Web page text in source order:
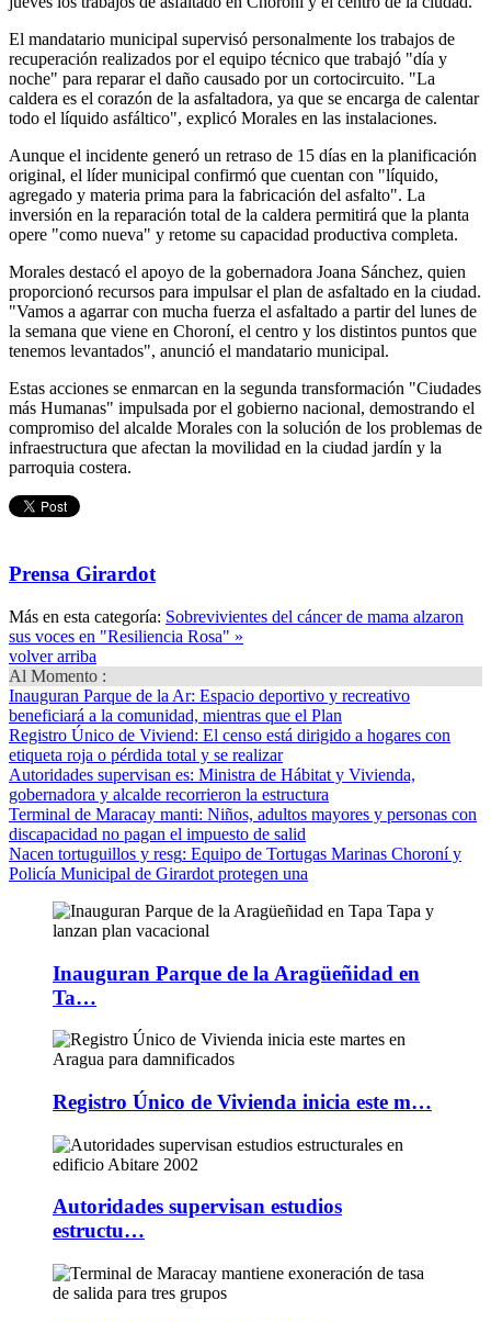
El mandatario municipal supervisó personalmente los trabajos de
recuperación realizados por el equipo técnico que trabajó "día y
noche" para reparar el daño causado por un cortocircuito. "La
caldera es el corazón de la asfaltadora, ya que se encarga de calentar
todo el líquido asfáltico", explicó Morales en las instalaciones.
Aunque el incidente generó un retraso de 15 días en la planificación
original, el líder municipal confirmó que cuentan con "líquido,
agregado y materia prima para la fabricación del asfalto". La
inversión en la reparación total de la caldera permitirá que la planta
opere "como nueva" y retome su capacidad productiva completa.
Morales destacó el apoyo de la gobernadora Joana Sánchez, quien
proporcionó recursos para impulsar el plan de asfaltado en la ciudad.
"Vamos a agarrar con mucha fuerza el asfaltado a partir del lunes de
la semana que viene en Choroní, el centro y los distintos puntos que
tenemos levantados", anunció el mandatario municipal.
Estas acciones se enmarcan en la segunda transformación "Ciudades
más Humanas" impulsada por el gobierno nacional, demostrando el
compromiso del alcalde Morales con la solución de los problemas de
infraestructura que afectan la movilidad en la ciudad jardín y la
parroquia costera.
Prensa Girardot
Más en esta categoría: Sobrevivientes del cáncer de mama alzaron
sus voces en "Resiliencia Rosa" »
volver arriba
Al Momento :
Inauguran Parque de la Ar: Espacio deportivo y recreativo
beneficiará a la comunidad, mientras que el Plan
Registro Único de Viviend: El censo está dirigido a hogares con
etiqueta roja o pérdida total y se realizar
Autoridades supervisan es: Ministra de Hábitat y Vivienda,
gobernadora y alcalde recorrieron la estructura
Terminal de Maracay manti: Niños, adultos mayores y personas con
discapacidad no pagan el impuesto de salid
Nacen tortuguillos y resg: Equipo de Tortugas Marinas Choroní y
Policía Municipal de Girardot protegen una
Inauguran Parque de la Aragüeñidad en
Ta…
Registro Único de Vivienda inicia este m…
Autoridades supervisan estudios
estructu…